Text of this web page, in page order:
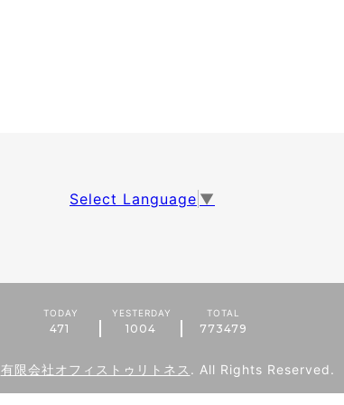
Select Language ▼
TODAY
471
YESTERDAY
1004
TOTAL
773479
有限会社オフィストゥリトネス . All Rights Reserved.